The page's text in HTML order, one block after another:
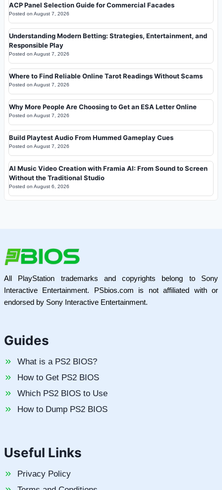
ACP Panel Selection Guide for Commercial Facades
Posted on August 7, 2026
Understanding Modern Betting: Strategies, Entertainment, and
Responsible Play
Posted on August 7, 2026
Where to Find Reliable Online Tarot Readings Without Scams
Posted on August 7, 2026
Why More People Are Choosing to Get an ESA Letter Online
Posted on August 7, 2026
Build Playtest Audio From Hummed Gameplay Cues
Posted on August 7, 2026
AI Music Video Creation with Framia AI: From Sound to Screen
Without the Traditional Studio
Posted on August 6, 2026
All PlayStation trademarks and copyrights belong to Sony
Interactive Entertainment. PSbios.com is not affiliated with or
endorsed by Sony Interactive Entertainment.
Guides
What is a PS2 BIOS?
How to Get PS2 BIOS
Which PS2 BIOS to Use
How to Dump PS2 BIOS
Useful Links
Privacy Policy